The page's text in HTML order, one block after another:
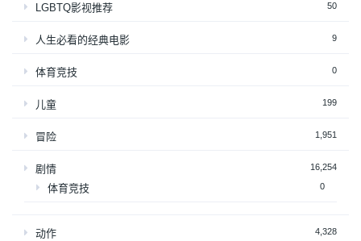
LGBTQ影视推荐 50
人生必看的经典电影 9
体育竞技 0
儿童 199
冒险 1,951
剧情 16,254
体育竞技 0
动作 4,328